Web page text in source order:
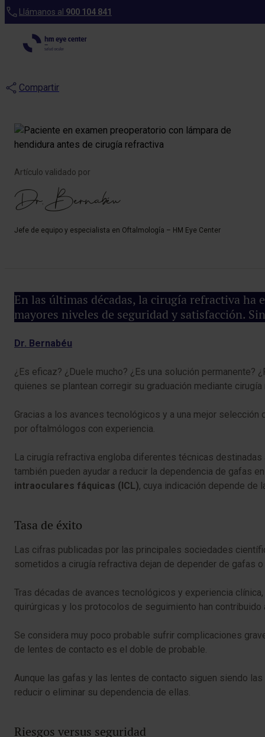
Llámanos al 900 104 841
Blog
Mitos y realidades sobre
la cirugía refractiva
Compartir
En las últimas décadas, la cirugía refractiva
mayores niveles de seguridad y satisfacción.
Dr. Bernabéu
¿Es eficaz? ¿Duele mucho? ¿Es una solución
quienes se plantean corregir su graduación mediante cirugía
Gracias a los avances tecnológicos y a una mejor
por oftalmólogos con experiencia.
La cirugía refractiva engloba diferentes técnicas
también pueden ayudar a reducir la dependencia de gafas
intraoculares fáquicas (ICL), cuya indicación depende de
Tasa de éxito
Las cifras publicadas por las principales sociedades
sometidos a cirugía refractiva dejan de depender de gafas
Tras décadas de avances tecnológicos y experiencia
quirúrgicas y los protocolos de seguimiento han
Se considera muy poco probable sufrir complicaciones
de lentes de contacto es el doble de probable.
Aunque las gafas y las lentes de contacto siguen siendo
reducir o eliminar su dependencia de ellas.
Riesgos versus seguridad
Artículo validado por
Dr. Bernabéu
Jefe de equipo y especialista en Oftalmología – HM Eye Center